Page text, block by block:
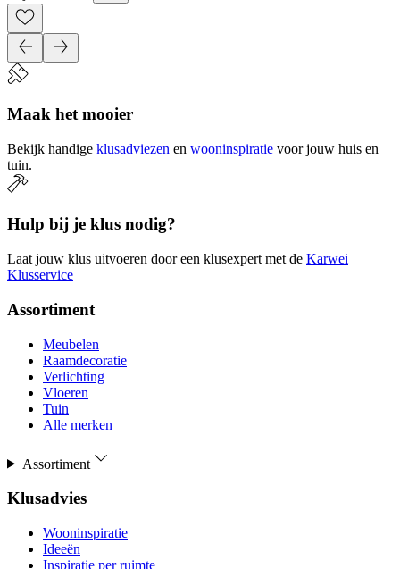
Maak het mooier
Bekijk handige klusadviezen en wooninspiratie voor jouw huis en
tuin.
Hulp bij je klus nodig?
Laat jouw klus uitvoeren door een klusexpert met de Karwei
Klusservice
Assortiment
Meubelen
Raamdecoratie
Verlichting
Vloeren
Tuin
Alle merken
Assortiment
Klusadvies
Wooninspiratie
Ideeën
Inspiratie per ruimte